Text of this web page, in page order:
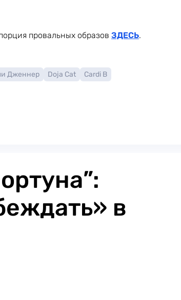
провальных образов ЗДЕСЬ.
Дженнер Doja Cat
Cardi B
в